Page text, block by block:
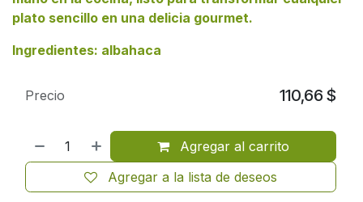
plato sencillo en una delicia gourmet.
Ingredientes: albahaca
Agregar al carrito
Agregar a la lista de deseos
Precio 110,66 $